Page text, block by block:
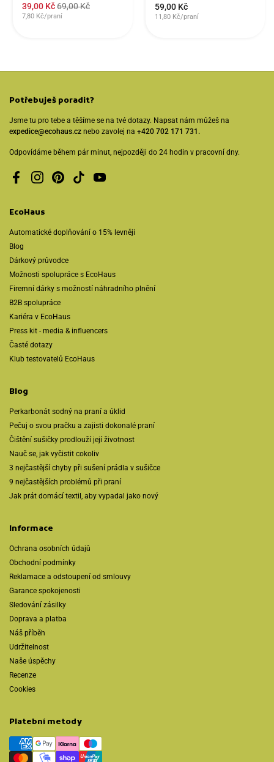
39,00 Kč69,00 Kč
7,80 Kč/praní
59,00 Kč
11,80 Kč/praní
Potřebuješ poradit?
Jsme tu pro tebe a těšíme se na tvé dotazy. Napsat nám můžeš na
expedice@ecohaus.cz nebo zavolej na +420 702 171 731.
Odpovídáme během pár minut, nejpozději do 24 hodin v pracovní dny.
FacebookInstagramPinterestTikTokYouTube
EcoHaus
Automatické doplňování o 15% levněji
Blog
Dárkový průvodce
Možnosti spolupráce s EcoHaus
Firemní dárky s možností náhradního plnění
B2B spolupráce
Kariéra v EcoHaus
Press kit - media & influencers
Časté dotazy
Klub testovatelů EcoHaus
Blog
Perkarbonát sodný na praní a úklid
Pečuj o svou pračku a zajisti dokonalé praní
Čištění sušičky prodlouží její životnost
Nauč se, jak vyčistit cokoliv
3 nejčastější chyby při sušení prádla v sušičce
9 nejčastějších problémů při praní
Jak prát domácí textil, aby vypadal jako nový
Informace
Ochrana osobních údajů
Obchodní podmínky
Reklamace a odstoupení od smlouvy
Garance spokojenosti
Sledování zásilky
Doprava a platba
Náš příběh
Udržitelnost
Naše úspěchy
Recenze
Cookies
Platební metody